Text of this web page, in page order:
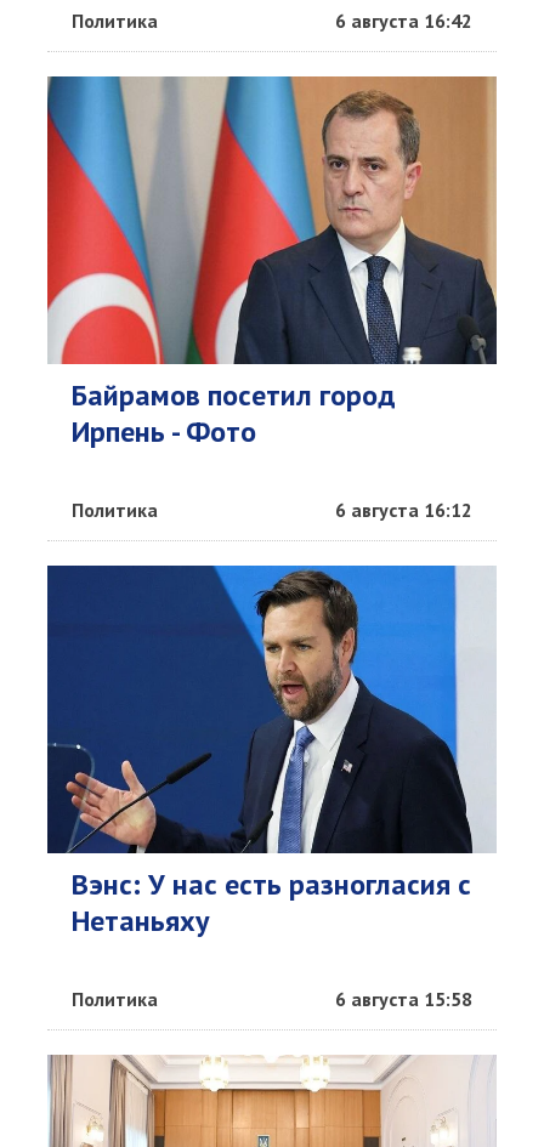
Политика 6 августа 16:42
Байрамов посетил город
Ирпень - Фото
Политика 6 августа 16:12
Вэнс: У нас есть разногласия с
Нетаньяху
Политика 6 августа 15:58